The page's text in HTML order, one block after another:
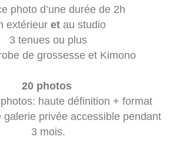
photo d’une durée de 2h
extérieur et au studio
3 tenues ou plus
de grossesse et Kimono
20 photos
haute définition + format
galerie privée accessible pendant
3 mois.